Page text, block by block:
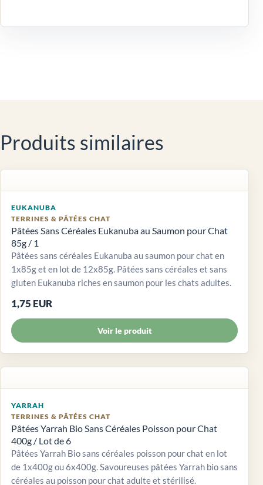
Produits similaires
EUKANUBA
TERRINES & PÂTÉES CHAT
Pâtées Sans Céréales Eukanuba au Saumon pour Chat
85g / 1
Pâtées sans céréales Eukanuba au saumon pour chat en
1x85g et en lot de 12x85g. Pâtées sans céréales et sans
gluten Eukanuba riches en saumon pour les chats adultes.
1,75 EUR
Voir le produit
YARRAH
TERRINES & PÂTÉES CHAT
Pâtées Yarrah Bio Sans Céréales Poisson pour Chat
400g / Lot de 6
Pâtées Yarrah Bio sans céréales poisson pour chat en lot
de 1x400g ou 6x400g. Savoureuses pâtées Yarrah bio sans
céréales au poisson pour chat adulte et stérilisé.